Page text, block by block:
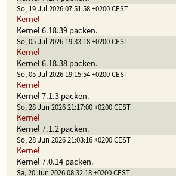
So, 19 Jul 2026 07:51:58 +0200 CEST
Kernel
Kernel 6.18.39 packen.
So, 05 Jul 2026 19:33:18 +0200 CEST
Kernel
Kernel 6.18.38 packen.
So, 05 Jul 2026 19:15:54 +0200 CEST
Kernel
Kernel 7.1.3 packen.
So, 28 Jun 2026 21:17:00 +0200 CEST
Kernel
Kernel 7.1.2 packen.
So, 28 Jun 2026 21:03:16 +0200 CEST
Kernel
Kernel 7.0.14 packen.
Sa, 20 Jun 2026 08:32:18 +0200 CEST